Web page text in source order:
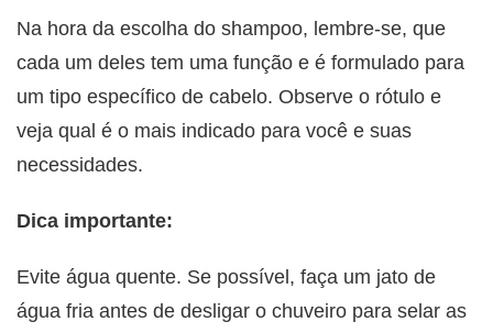
Na hora da escolha do shampoo, lembre-se, que
cada um deles tem uma função e é formulado para
um tipo específico de cabelo. Observe o rótulo e
veja qual é o mais indicado para você e suas
necessidades.
Dica importante:
Evite água quente. Se possível, faça um jato de
água fria antes de desligar o chuveiro para selar as